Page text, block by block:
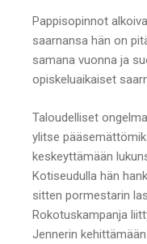
Pappisopinnot
saarnansa hän on
samana vuonna ja
opiskeluaikaiset
Taloudelliset
ylitse
keskeyttämään
Kotiseudulla hän
sitten pormestarin
Rokotuskampanja
Jennerin